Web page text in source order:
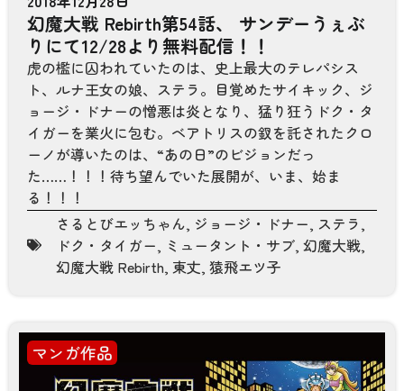
幻魔大戦 Rebirth第54話、 サンデーうぇぶ
りにて12/28より無料配信！！
虎の檻に囚われていたのは、史上最大のテレパシス
ト、ルナ王女の娘、ステラ。目覚めたサイキック、ジ
ョージ・ドナーの憎悪は炎となり、猛り狂うドク・タ
イガーを業火に包む。ベアトリスの釵を託されたクロ
ーノが導いたのは、“あの日”のビジョンだっ
た……！！！待ち望んでいた展開が、いま、始ま
る！！！
さるとびエッちゃん, ジョージ・ドナー, ステラ,
ドク・タイガー, ミュータント・サブ, 幻魔大戦,
幻魔大戦 Rebirth, 東丈, 猿飛エツ子
マンガ作品